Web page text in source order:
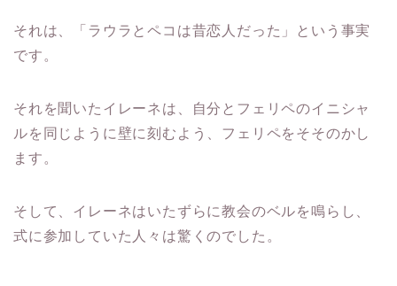
それは、「ラウラとペコは昔恋人だった」という事実
です。
それを聞いたイレーネは、自分とフェリペのイニシャ
ルを同じように壁に刻むよう、フェリペをそそのかし
ます。
そして、イレーネはいたずらに教会のベルを鳴らし、
式に参加していた人々は驚くのでした。